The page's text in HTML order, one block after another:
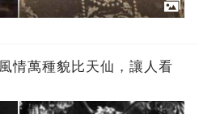
情萬種貌比天仙，讓人看